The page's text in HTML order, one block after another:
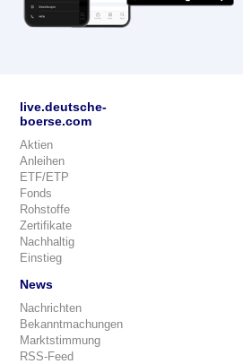
live.deutsche-
boerse.com
Aktien
Anleihen
ETF/ETP
Fonds
Rohstoffe
Zertifikate
Nachhaltig
Einstieg
News
Nachrichten
Bekanntmachungen
Marktstimmung
RSS-Feed